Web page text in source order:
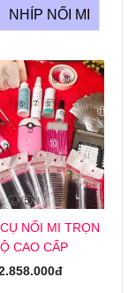
NHÍP NỐI MI
NỐI MI TRỌN
CAO CẤP